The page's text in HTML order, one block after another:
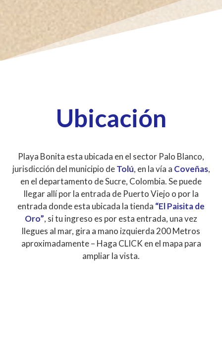
Ubicación
Playa Bonita esta ubicada en el sector Palo Blanco,
jurisdicción del municipio deTolú, en la vía a Coveñas,
en el departamento de Sucre, Colombia. Se puede
llegar allí por la entrada de Puerto Viejo o por la
entrada donde esta ubicada la tienda “El Paisita de
Oro”, si tu ingreso es por esta entrada, una vez
llegues al mar, gira a mano izquierda 200 Metros
aproximadamente – Haga CLICK en el mapa para
ampliar la vista.